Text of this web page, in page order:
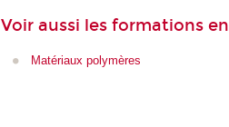
Voir aussi les formations en
Matériaux polymères